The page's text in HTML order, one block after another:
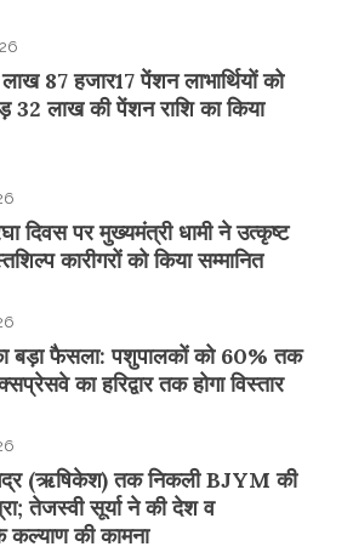
87 हजार17 पेंशन लाभार्थियों को
लाख की पेंशन राशि का किया
दिवस पर मुख्यमंत्री धामी ने उत्कृष्ट
कारीगरों को किया सम्मानित
बड़ा फैसला: पशुपालकों को 60% तक
का हरिद्वार तक होगा विस्तार
(ऋषिकेश) तक निकली BJYM की
तेजस्वी सूर्या ने की देश व
कल्याण की कामना